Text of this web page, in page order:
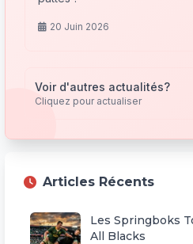
20 Juin 2026
Voir d'autres actualités?
Cliquez pour actualiser
Articles Récents
Les Springboks
All Blacks